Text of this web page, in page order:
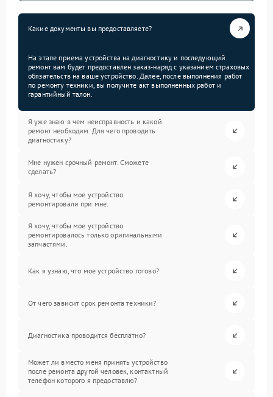
Какие документы вы предоставляете?
На этапе приема устройства на диагностику и последующий
ремонт вам будет предоставлен заказ-наряд с указанием страховых
обязательств на ваше устройство. Далее, после выполнения работ
по ремонту техники, вы получите акт выполненных работ и
гарантийный талон.
Я уже знаю в чем неисправность и какой
ремонт необходим. Для чего проводить
диагностику?
Мне нужен срочный ремонт. Сможете
сделать?
Я хочу, чтобы мое устройство
ремонтировали при мне.
Я хочу, чтобы мое устройство
ремонтировалось только оригинальными
запчастями.
Как я узнаю, что мое устройство готово?
От чего зависит срок ремонта техники?
Диагностика проводится бесплатно?
Может ли вместо меня принять устройство
после ремонта другой человек, контактный
телефон которого я предоставлю?